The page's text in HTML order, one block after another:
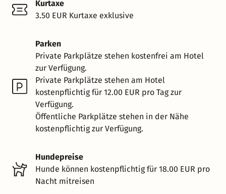
Kurtaxe
3.50 EUR Kurtaxe exklusive
Parken
Private Parkplätze stehen kostenfrei am Hotel
zur Verfügung.
Private Parkplätze stehen am Hotel
kostenpflichtig für 12.00 EUR pro Tag zur
Verfügung.
Öffentliche Parkplätze stehen in der Nähe
kostenpflichtig zur Verfügung.
Hundepreise
Hunde können kostenpflichtig für 18.00 EUR pro
Nacht mitreisen